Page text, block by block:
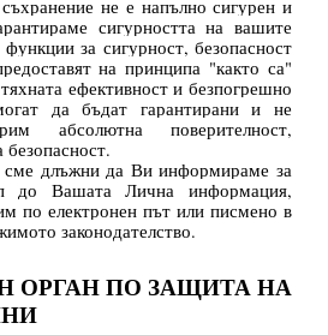
не е напълно сигурен и
сигурността на вашите
за сигурност, безопасност
на принципа "както са"
ефективност и безпогрешно
да бъдат гарантирани и не
абсолютна поверителност,
сме длъжни да Ви информираме за
до Вашата Лична информация,
по електронен път или писмено в
законодателство.
ОРГАН ПО ЗАЩИТА НА